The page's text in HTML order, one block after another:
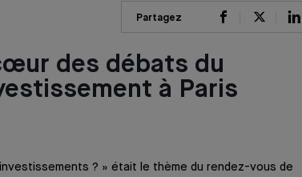
Partagez
des débats du
à Paris
? » était le thème du rendez-vous de